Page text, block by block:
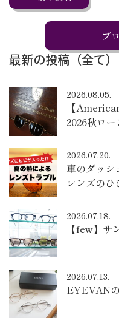
ブ
最新の投稿（全て）
2026.08.05.
【
2026秋ロ
2026.07.20.
車のダッ
レンズの
2026.07.18.
【few】
2026.07.13.
EYEVAN